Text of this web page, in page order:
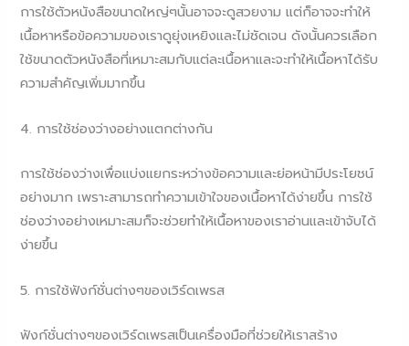
การใช้ตัวหนังสือขนาดใหญ่ๆนั้นอาจจะดูสวยงาม แต่ก็อาจจะทำให้
เนื้อหาหรือข้อความของเราดูยุ่งเหยิงและไม่ชัดเจน ดังนั้นควรเลือก
ใช้ขนาดตัวหนังสือที่เหมาะสมกับแต่ละเนื้อหาและจะทำให้เนื้อหาได้รับ
ความสำคัญเพิ่มมากขึ้น
4. การใช้ช่องว่างอย่างแตกต่างกัน
การใช้ช่องว่างเพื่อแบ่งแยกระหว่างข้อความและย่อหน้ามีประโยชน์
อย่างมาก เพราะสามารถทำความเข้าใจของเนื้อหาได้ง่ายขึ้น การใช้
ช่องว่างอย่างเหมาะสมก็จะช่วยทำให้เนื้อหาของเราอ่านและเข้าจับได้
ง่ายขึ้น
5. การใช้ฟังก์ชั่นต่างๆของเวิร์ดเพรส
ฟังก์ชั่นต่างๆของเวิร์ดเพรสเป็นเครื่องมือที่ช่วยให้เราสร้าง